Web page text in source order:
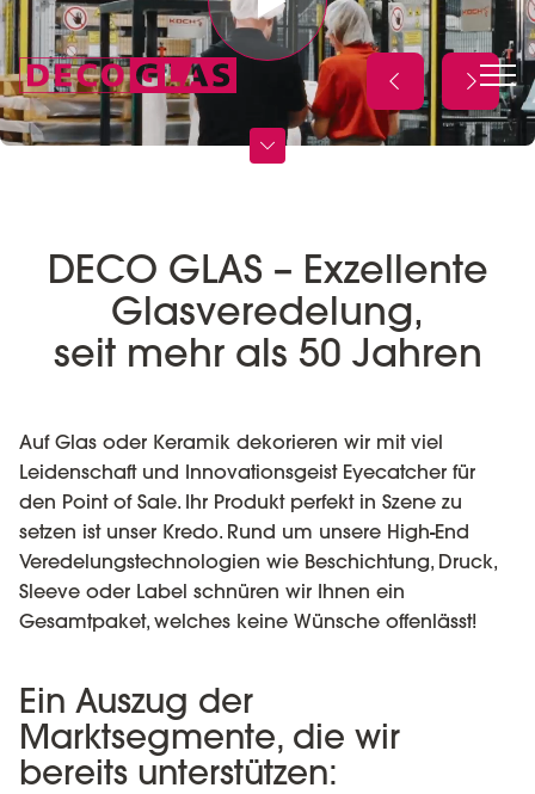
DECO GLAS – Exzellente
Glasveredelung,
seit mehr als 50 Jahren
Auf Glas oder Keramik dekorieren wir mit viel
Leidenschaft und Innovationsgeist Eyecatcher für
den Point of Sale. Ihr Produkt perfekt in Szene zu
setzen ist unser Kredo. Rund um unsere High-End
Veredelungstechnologien wie Beschichtung, Druck,
Sleeve oder Label schnüren wir Ihnen ein
Gesamtpaket, welches keine Wünsche offenlässt!
Ein Auszug der
Marktsegmente, die wir
bereits unterstützen: